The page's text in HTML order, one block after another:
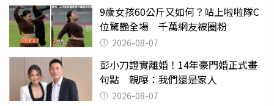
9歲女孩60公斤又如何？站上啦啦隊C
位驚艷全場 千萬網友被圈粉
2026-08-07
彭小刀證實離婚！14年豪門婚正式畫
句點 親曝：我們還是家人
2026-08-07